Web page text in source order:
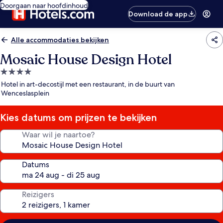
Doorgaan naar hoofdinhoud
Download de app
Alle accommodaties bekijken
Mosaic House Design Hotel
4.0-
sterrenaccommodatie
Hotel in art-decostijl met een restaurant, in de buurt van
Wenceslasplein
Kies datums om prijzen te bekijken
Waar wil je naartoe?
Datums
Reizigers